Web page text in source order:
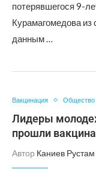
потерявшегося 9-
Курамагомедова из
данным …
Вакцинация Общество
Лидеры
прошли
Автор Каниев Рустам